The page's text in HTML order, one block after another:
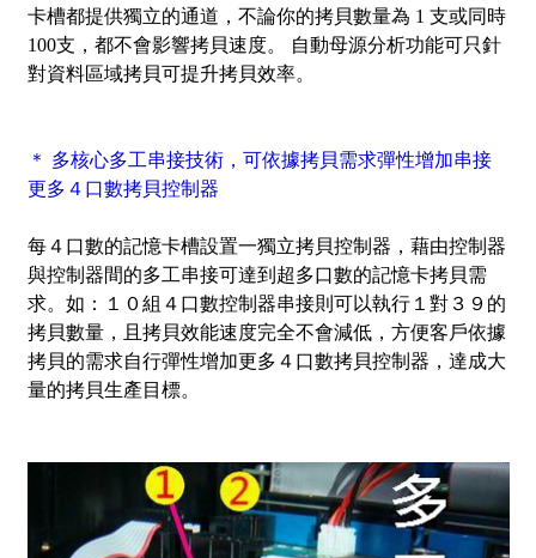
卡槽都提供獨立的通道，不論你的拷貝數量為 1 支或同時
100支，都不會影響拷貝速度。 自動母源分析功能可只針
對資料區域拷貝可提升拷貝效率。
＊ 多核心多工串接技術，可依據拷貝需求彈性增加串接
更多４口數拷貝控制器
每４口數的記憶卡槽設置一獨立拷貝控制器，藉由控制器
與控制器間的多工串接可達到超多口數的記憶卡拷貝需
求。如：１０組４口數控制器串接則可以執行１對３９的
拷貝數量，且拷貝效能速度完全不會減低，方便客戶依據
拷貝的需求自行彈性增加更多４口數拷貝控制器，達成大
量的拷貝生產目標。